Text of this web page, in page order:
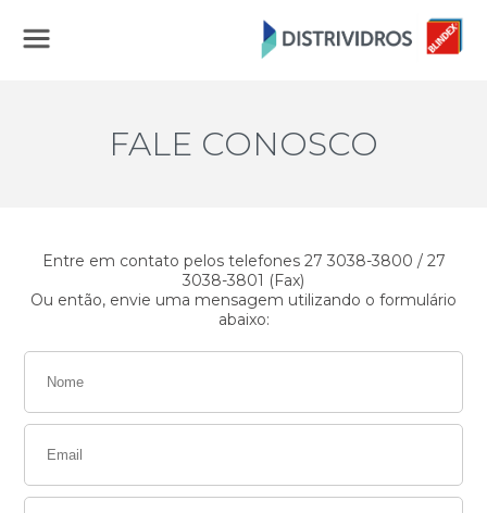
FALE CONOSCO
Entre em contato pelos telefones 27 3038-3800 / 27
3038-3801 (Fax)
Ou então, envie uma mensagem utilizando o formulário
abaixo: